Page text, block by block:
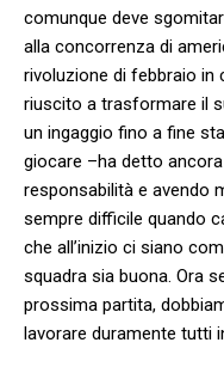
comunque deve
alla concorrenza di
rivoluzione di febbraio in
riuscito a trasformare il
un ingaggio fino a fine
giocare –ha detto
responsabilità e avendo
sempre difficile quando
che all’inizio ci siano
squadra sia buona. Ora
prossima partita,
lavorare duramente tutti